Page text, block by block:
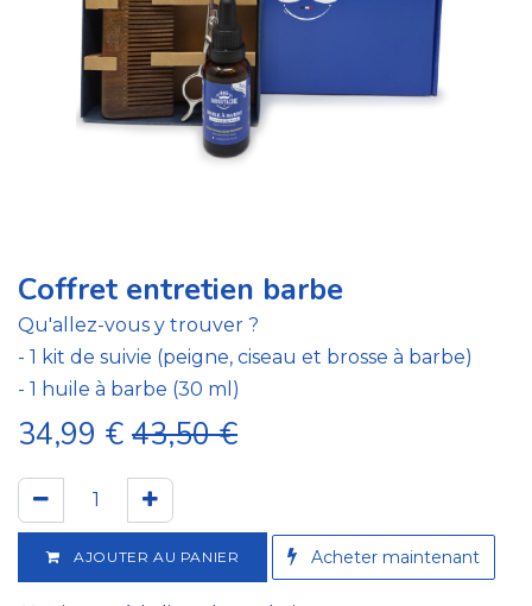
Coffret entretien barbe
Qu'allez-vous y trouver ?
- 1 kit de suivie (peigne, ciseau et brosse à barbe)
- 1 huile à barbe (30 ml)
34,99 € 43,50€
AJOUTER AU PANIER A​cheter maintenant